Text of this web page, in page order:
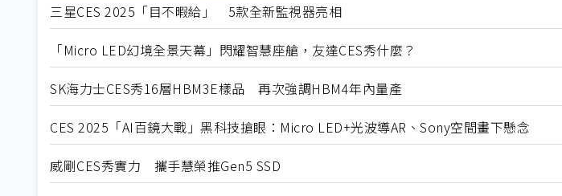
三星CES 2025「目不暇給」 5款全新監視器亮相
「Micro LED幻境全景天幕」閃耀智慧座艙，友達CES秀什麼？
SK海力士CES秀16層HBM3E樣品 再次強調HBM4年內量產
CES 2025「AI百鏡大戰」黑科技搶眼：Micro LED+光波導AR、Sony空間畫下懸念
威剛CES秀實力 攜手慧榮推Gen5 SSD